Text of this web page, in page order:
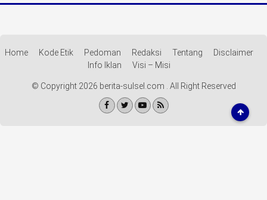
Home Kode Etik Pedoman Redaksi Tentang
Disclaimer
Info Iklan
Visi – Misi
© Copyright 2026 berita-sulsel.com . All Right Reserved